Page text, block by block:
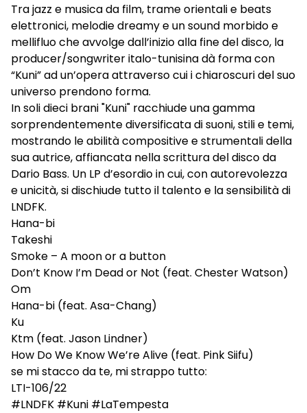
Tra jazz e musica da film, trame orientali e beats
elettronici, melodie dreamy e un sound morbido e
mellifluo che avvolge dall’inizio alla fine del disco, la
producer/songwriter italo-tunisina dà forma con
“Kuni” ad un’opera attraverso cui i chiaroscuri del suo
universo prendono forma.
In soli dieci brani "Kuni" racchiude una gamma
sorprendentemente diversificata di suoni, stili e temi,
mostrando le abilità compositive e strumentali della
sua autrice, affiancata nella scrittura del disco da
Dario Bass. Un LP d’esordio in cui, con autorevolezza
e unicità, si dischiude tutto il talento e la sensibilità di
LNDFK.
Hana-bi
Takeshi
Smoke – A moon or a button
Don’t Know I’m Dead or Not (feat. Chester Watson)
Om
Hana-bi (feat. Asa-Chang)
Ku
Ktm (feat. Jason Lindner)
How Do We Know We’re Alive (feat. Pink Siifu)
se mi stacco da te, mi strappo tutto:
LTI-106/22
#LNDFK #Kuni #LaTempesta